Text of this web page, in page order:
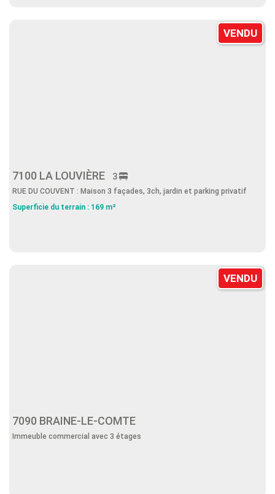
VENDU
7100 LA LOUVIÈRE 3
RUE DU COUVENT : Maison 3 façades, 3ch, jardin et parking privatif
Superficie du terrain : 169 m²
VENDU
7090 BRAINE-LE-COMTE
Immeuble commercial avec 3 étages